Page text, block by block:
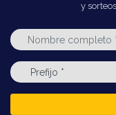
y